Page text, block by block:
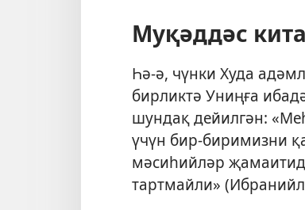
Муқәддәс
Һә-ә, чүнки Худа
бирликтә Униңға
шундақ дейилгән:
үчүн бир-биримизни
мәсиһийләр
тартмайли» (